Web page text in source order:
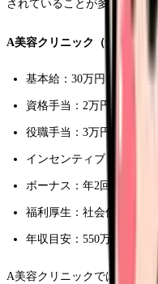
されていることが多いです。
A美容クリニック（全国展開
基本給：30万円〜40万円
資格手当：2万円〜3万円
役職手当：3万円〜10万円
インセンティブ：売上の3
ボーナス：年2回（計3〜4
福利厚生：社会保険完備
年収目安：550万円〜800
A美容クリニックでは、安定